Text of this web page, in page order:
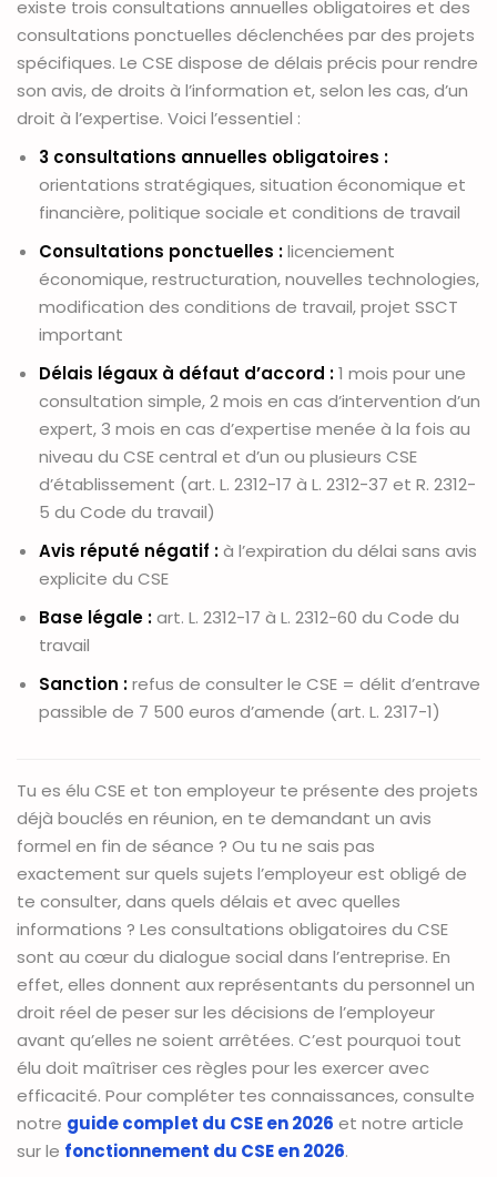
existe trois consultations annuelles obligatoires et des
consultations ponctuelles déclenchées par des projets
spécifiques. Le CSE dispose de délais précis pour rendre
son avis, de droits à l’information et, selon les cas, d’un
droit à l’expertise. Voici l’essentiel :
3 consultations annuelles obligatoires :
orientations stratégiques, situation économique et
financière, politique sociale et conditions de travail
Consultations ponctuelles :licenciement
économique, restructuration, nouvelles technologies,
modification des conditions de travail, projet SSCT
important
Délais légaux à défaut d’accord :1 mois pour une
consultation simple, 2 mois en cas d’intervention d’un
expert, 3 mois en cas d’expertise menée à la fois au
niveau du CSE central et d’un ou plusieurs CSE
d’établissement (art. L. 2312-17 à L. 2312-37 et R. 2312-
5 du Code du travail)
Avis réputé négatif :à l’expiration du délai sans avis
explicite du CSE
Base légale :art. L. 2312-17 à L. 2312-60 du Code du
travail
Sanction :refus de consulter le CSE = délit d’entrave
passible de 7 500 euros d’amende (art. L. 2317-1)
Tu es élu CSE et ton employeur te présente des projets
déjà bouclés en réunion, en te demandant un avis
formel en fin de séance ? Ou tu ne sais pas
exactement sur quels sujets l’employeur est obligé de
te consulter, dans quels délais et avec quelles
informations ? Les consultations obligatoires du CSE
sont au cœur du dialogue social dans l’entreprise. En
effet, elles donnent aux représentants du personnel un
droit réel de peser sur les décisions de l’employeur
avant qu’elles ne soient arrêtées. C’est pourquoi tout
élu doit maîtriser ces règles pour les exercer avec
efficacité. Pour compléter tes connaissances, consulte
notre guide complet du CSE en 2026 et notre article
sur le fonctionnement du CSE en 2026.